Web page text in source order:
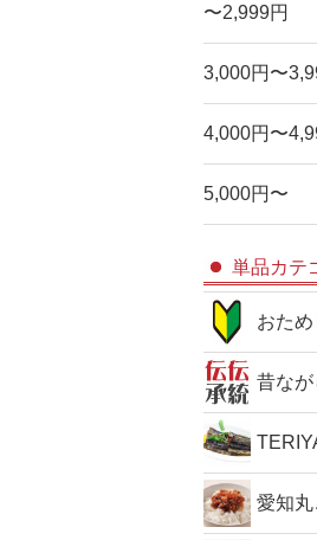
〜2,999円
3,000円〜
4,000円〜
5,000円〜
単品カテ
おため
昔な
愛知